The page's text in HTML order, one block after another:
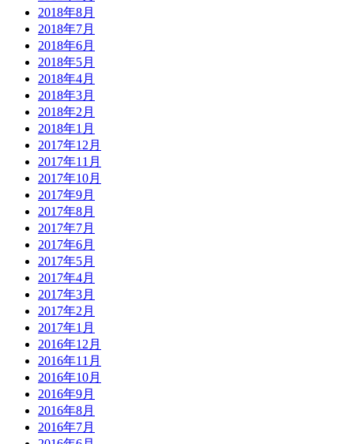
2018年8月
2018年7月
2018年6月
2018年5月
2018年4月
2018年3月
2018年2月
2018年1月
2017年12月
2017年11月
2017年10月
2017年9月
2017年8月
2017年7月
2017年6月
2017年5月
2017年4月
2017年3月
2017年2月
2017年1月
2016年12月
2016年11月
2016年10月
2016年9月
2016年8月
2016年7月